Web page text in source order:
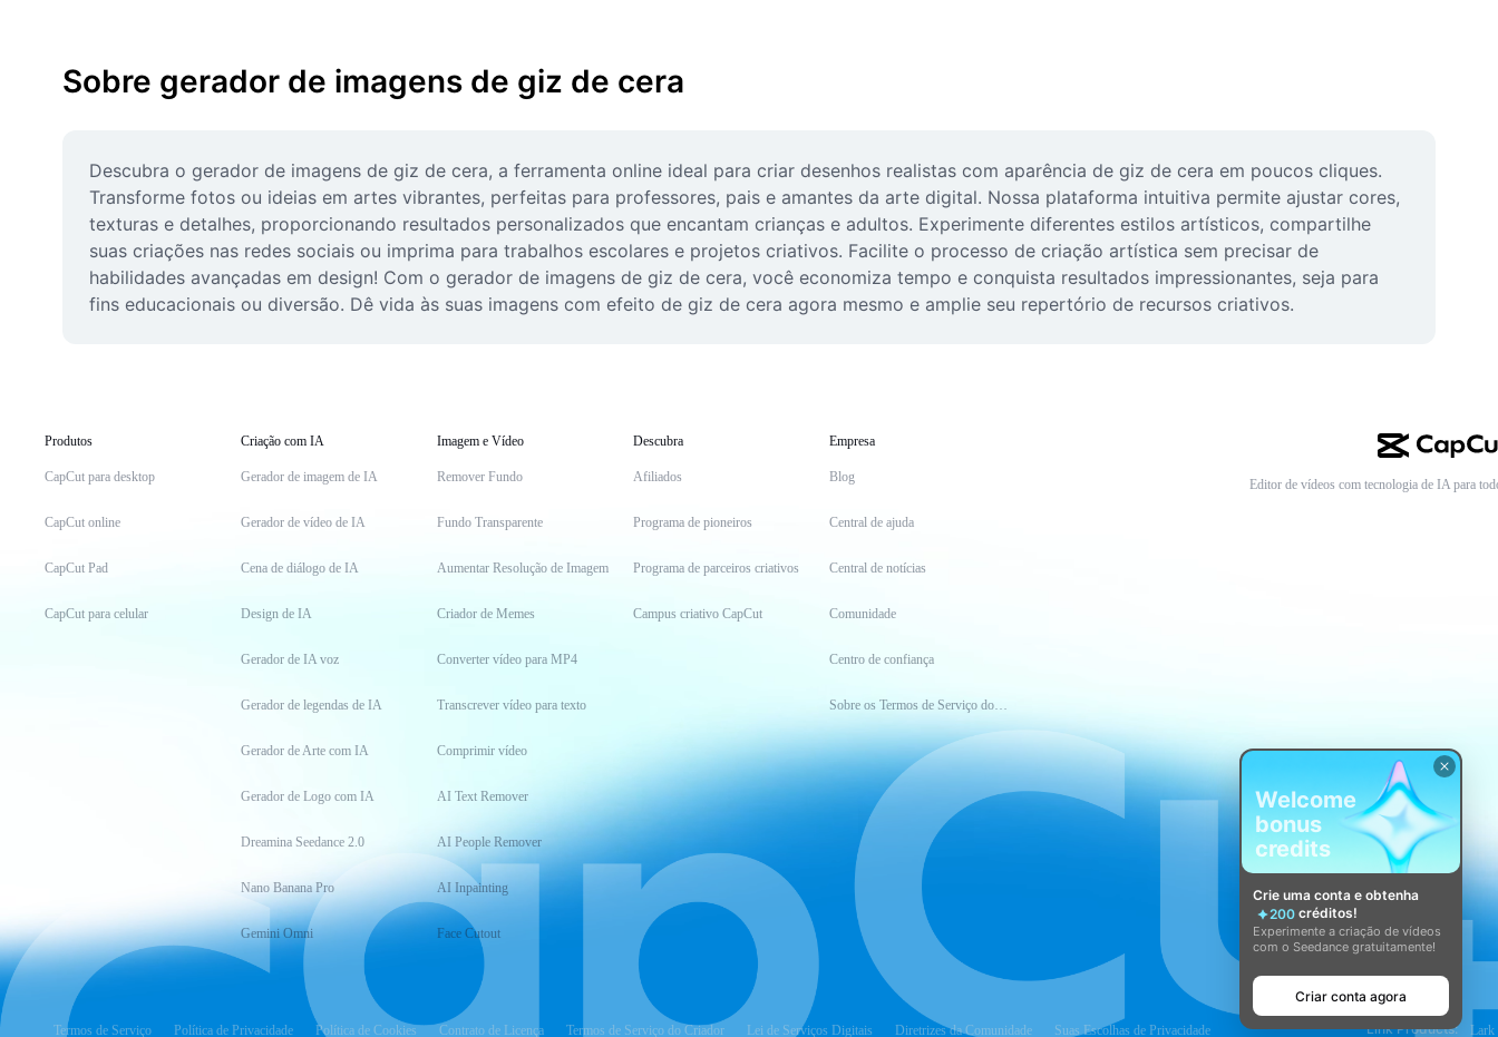
Sobre gerador de imagens de giz de cera
Descubra o gerador de imagens de giz de cera, a ferramenta online ideal para criar desenhos realistas com aparência de giz de cera em poucos cliques.
Transforme fotos ou ideias em artes vibrantes, perfeitas para professores, pais e amantes da arte digital. Nossa plataforma intuitiva permite ajustar cores,
texturas e detalhes, proporcionando resultados personalizados que encantam crianças e adultos. Experimente diferentes estilos artísticos, compartilhe
suas criações nas redes sociais ou imprima para trabalhos escolares e projetos criativos. Facilite o processo de criação artística sem precisar de
habilidades avançadas em design! Com o gerador de imagens de giz de cera, você economiza tempo e conquista resultados impressionantes, seja para
fins educacionais ou diversão. Dê vida às suas imagens com efeito de giz de cera agora mesmo e amplie seu repertório de recursos criativos.
Produtos
CapCut para desktop
CapCut online
CapCut Pad
CapCut para celular
Criação com IA
Gerador de imagem de IA
Gerador de vídeo de IA
Cena de diálogo de IA
Design de IA
Gerador de IA voz
Gerador de legendas de IA
Gerador de Arte com IA
Gerador de Logo com IA
Dreamina Seedance 2.0
Nano Banana Pro
Gemini Omni
Imagem e Vídeo
Remover Fundo
Fundo Transparente
Aumentar Resolução de Imagem
Criador de Memes
Converter vídeo para MP4
Transcrever vídeo para texto
Comprimir vídeo
AI Text Remover
AI People Remover
AI Inpainting
Face Cutout
Descubra
Afiliados
Programa de pioneiros
Programa de parceiros criativos
Campus criativo CapCut
Empresa
Blog
Central de ajuda
Central de notícias
Comunidade
Centro de confiança
Sobre os Termos de Serviço do CapCut
Editor de vídeos com tecnologia de IA para
Termos de Serviço Política de Privacidade Política de Cookies Contrato de Licença Termos de Serviço do Criador Lei de Serviços Digitais Diretrizes da Comunidade Suas Escolhas de Privacidade Link Products: Lark
Welcome
bonus
credits
Crie uma conta e obtenha
200 créditos!
Experimente a criação de vídeos
com o Seedance gratuitamente!
Criar conta agora